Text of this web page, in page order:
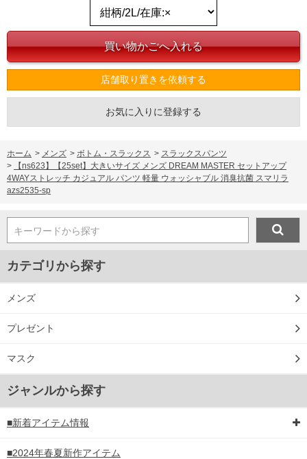
店舗取り置きを依頼する
お気に入りに登録する
ホーム > メンズ > ボトム・スラックス > スラックスパンツ
>
【ns623】【25set】大きいサイズ メンズ DREAM MASTER セットアップ
4WAYストレッチ カジュアル パンツ 軽量 ウォッシャブル 消臭抗菌 スマリラ
azs2535-sp
キーワードから探す
カテゴリから探す
メンズ
プレゼント
マスク
ジャンルから探す
■新着アイテム情報
■2024年春夏新作アイテム